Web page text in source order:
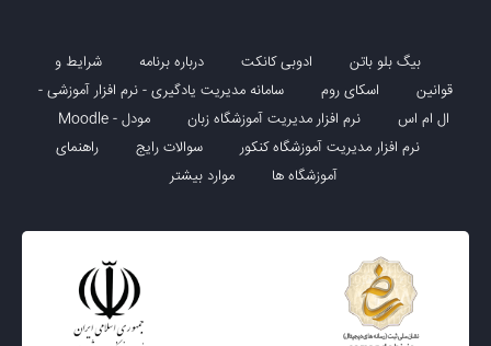
بیگ بلو باتن ادوبی کانکت درباره برنامه
شرایط و
قوانین
اسکای روم
سامانه مدیریت یادگیری - نرم افزار آموزشی -
ال ام اس
نرم افزار مدیریت آموزشگاه زبان
مودل - Moodle
نرم افزار مدیریت آموزشگاه کنکور
سوالات رایج
راهنمای
آموزشگاه ها
موارد بیشتر